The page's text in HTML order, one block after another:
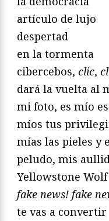
artículo de lujo
despertad
en la tormenta
cibercebos, clic,
dará la vuelta al
mi foto, es mío
míos tus
mías las pieles y
peludo, mis
Yellowstone Wolf
fake news! fake
te vas a convertir